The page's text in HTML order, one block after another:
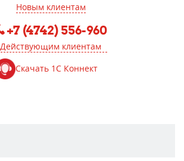
Новым клиентам
+7 (4742) 556-960
Действующим клиентам
Скачать 1С Коннект